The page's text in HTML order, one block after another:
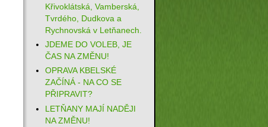
Křivoklátská, Vamberská,
Tvrdého, Dudkova a
Rychnovská v Letňanech.
JDEME DO VOLEB, JE
ČAS NA ZMĚNU!
OPRAVA KBELSKÉ
ZAČÍNÁ - NA CO SE
PŘIPRAVIT?
LETŇANY MAJÍ NADĚJI
NA ZMĚNU!